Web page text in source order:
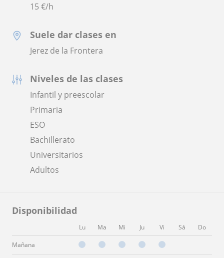
15€/h
Suele dar clases en
Jerez de la Frontera
Niveles de las clases
Infantil y preescolar
Primaria
ESO
Bachillerato
Universitarios
Adultos
Disponibilidad
Lu Ma Mi Ju Vi Sá Do
Mañana